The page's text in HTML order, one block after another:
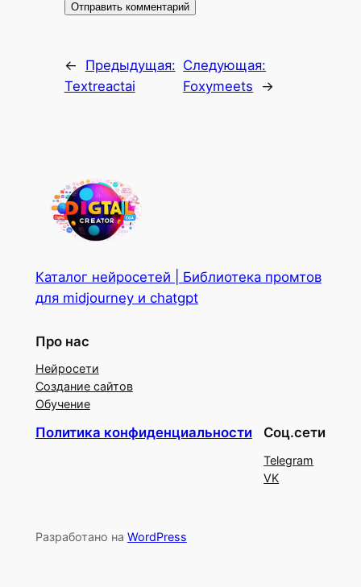
←
Предыдущая:
Textreactai
Следующая:
Foxymeets
→
Каталог нейросетей | Библиотека промтов
для midjourney и chatgpt
Про нас
Нейросети
Создание сайтов
Обучение
Политика конфиденциальности Соц.сети
Telegram
VK
Разработано на WordPress